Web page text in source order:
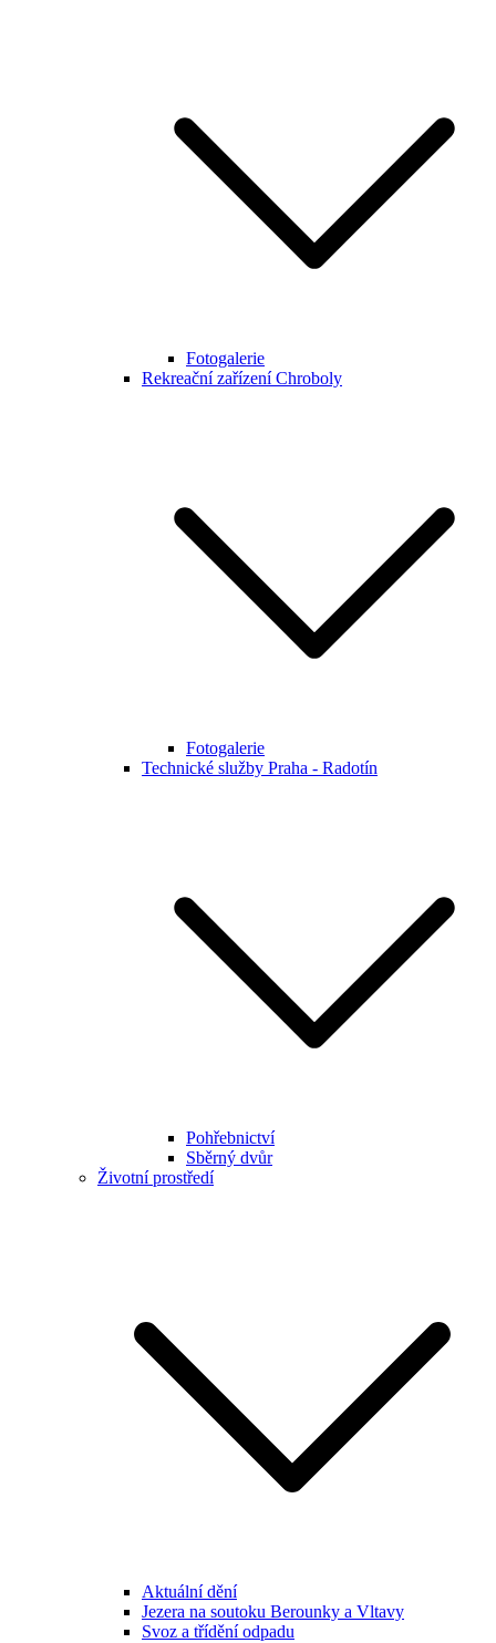
Fotogalerie
Rekreační zařízení Chroboly
Fotogalerie
Technické služby Praha - Radotín
Pohřebnictví
Sběrný dvůr
Životní prostředí
Aktuální dění
Jezera na soutoku Berounky a Vltavy
Svoz a třídění odpadu